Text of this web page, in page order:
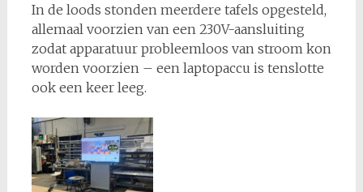
In de loods stonden meerdere tafels opgesteld,
allemaal voorzien van een 230V-aansluiting
zodat apparatuur probleemloos van stroom kon
worden voorzien – een laptopaccu is tenslotte
ook een keer leeg.